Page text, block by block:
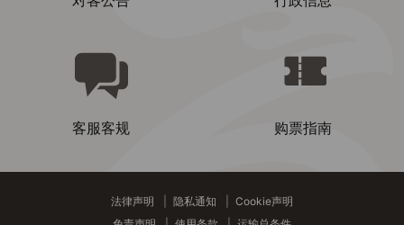
客服客规 购票指南
法律声明 隐私通知
Cookie声明